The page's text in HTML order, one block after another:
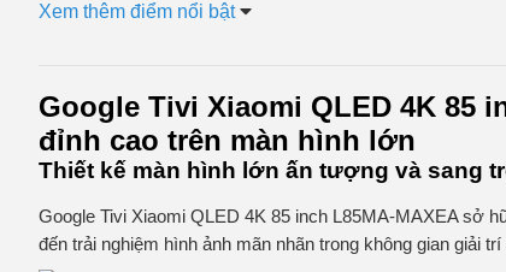
Xem thêm điểm nổi bật
Google Tivi Xiaomi QLED 4K 85
đỉnh cao trên màn hình lớn
Thiết kế màn hình lớn ấn tượng và sang
Google Tivi Xiaomi QLED 4K 85 inch L85MA-MAXEA sở
đến trải nghiệm hình ảnh mãn nhãn trong không gian giải trí